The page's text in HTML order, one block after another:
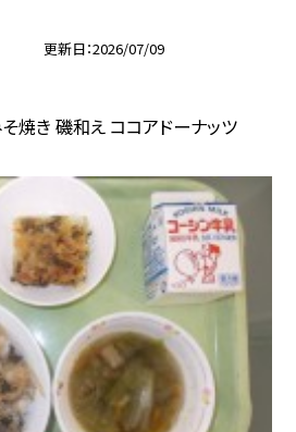
更新日 2026/07/09
焼き 磯和え ココアドーナッツ